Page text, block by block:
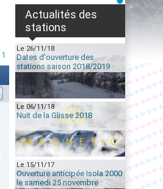
1
Actualités des
stations
Le 26/11/18
Dates d'ouverture des
stations saison 2018/2019
Le 06/11/18
Nuit de la Glisse 2018
Le 15/11/17
Ouverture anticipée Isola 2000
le samedi 25 novembre